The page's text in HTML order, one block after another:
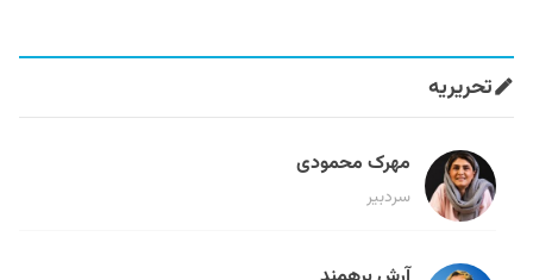
تحریریه
مهرک محمودی
سردبیر